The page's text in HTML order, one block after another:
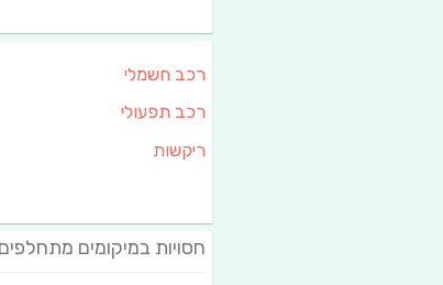
רכב חשמלי
רכב תפעולי
ריקשות
חסויות במיקומים מתחלפים